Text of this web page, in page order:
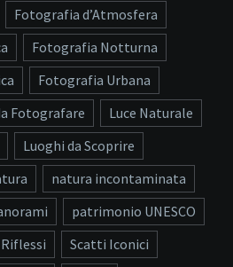
Fotografia d’Atmosfera
Fotografia Notturna
Fotografia Urbana
Fotografare
Luce Naturale
Luoghi da Scoprire
natura incontaminata
patrimonio UNESCO
Riflessi
Scatti Iconici